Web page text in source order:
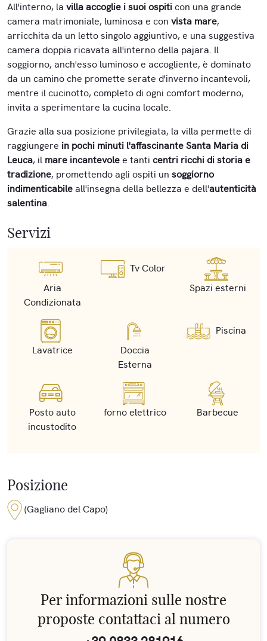
All'interno, la villaaccoglie i suoi ospiticon una grande
camera matrimoniale, luminosa e con vista mare,
arricchita da un letto singolo aggiuntivo, e una suggestiva
camera doppia ricavata all'interno della pajara. Il
soggiorno, anch'esso luminoso e accogliente, è dominato
da un camino che promette serate d'inverno incantevoli,
mentre il cucinotto, completo di ogni comfort moderno,
invita a sperimentare la cucina locale.
Grazie alla sua posizione privilegiata, la villa permette di
raggiungere in pochi minuti l'affascinante Santa Maria di
Leuca, il mare incantevolee tanti centri ricchi di storia e
tradizione, promettendo agli ospiti un soggiorno
indimenticabileall'insegna della bellezza e dell'autenticità
salentina.
Servizi
Aria
Condizionata
Tv Color
Spazi esterni
Lavatrice
Doccia
Esterna
Piscina
Posto auto
incustodito
forno elettrico Barbecue
Posizione
(Gagliano del Capo)
Per informazioni sulle nostre
proposte contattaci al numero